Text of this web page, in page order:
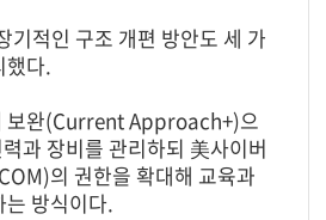
기적인 구조 개편 방안도 세 가
했다.
보완(Current Approach+)으
과 장비를 관리하되 美사이버
의 권한을 확대해 교육과
는 방식이다.